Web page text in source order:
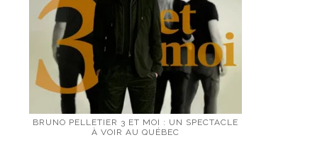
BRUNO PELLETIER 3 ET MOI : UN SPECTACLE
À VOIR AU QUÉBEC